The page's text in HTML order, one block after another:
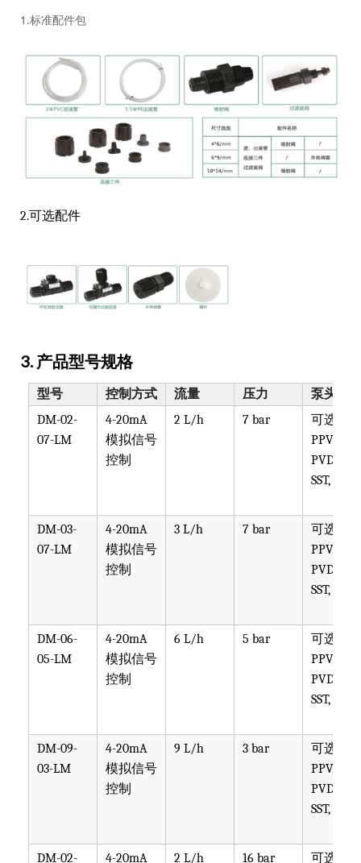
1.标准配件包
2.可选配件
3. 产品型号规格
型号 控制方式 流量 压力
泵头材
DM-02-
07-LM
4-20mA
模拟信号
控制
2 L/h 7 bar
可选
PPV, PVT,
PVDF,
SST, PTFE
DM-03-
07-LM
4-20mA
模拟信号
控制
3 L/h 7 bar
可选
PPV, PVT,
PVDF,
SST, PTFE
DM-06-
05-LM
4-20mA
模拟信号
控制
6 L/h 5 bar
可选
PPV, PVT,
PVDF,
SST, PTFE
DM-09-
03-LM
4-20mA
模拟信号
控制
9 L/h 3 bar
可选
PPV, PVT,
PVDF,
SST, PTFE
DM-02- 4-20mA 2 L/h 16 bar 可选